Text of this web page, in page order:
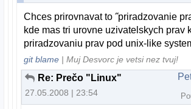
Chces prirovnavat to ˝priradzovanie
kde mas tri urovne uzivatelskych prav
priradzovaniu prav pod unix-like
git blame | Muj Desvorc je vetsi nez tvuj!
Re: Prečo "Linux"
27.05.2008 | 23:54